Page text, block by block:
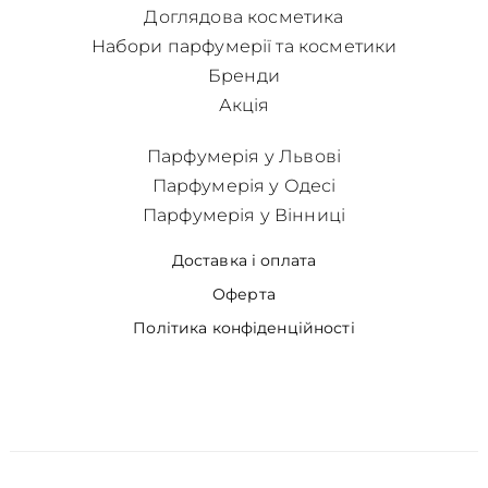
Доглядова косметика
Набори парфумерії та косметики
Бренди
Акція
Доставка і оплата
Оферта
Політика конфіденційності
Парфумерія у Львові
Парфумерія у Одесі
Парфумерія у Вінниці